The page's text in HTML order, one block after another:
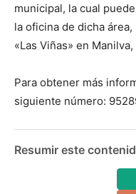
municipal, la cual
la oficina de dicha
«Las Viñas» en
Para obtener más
siguiente número:
Resumir este